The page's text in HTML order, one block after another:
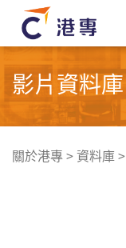
影片資料庫
關於港專>資料庫>